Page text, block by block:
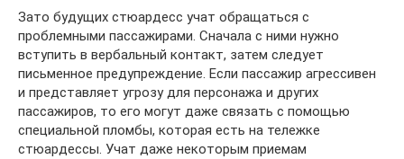
Зато будущих стюардесс учат обращаться с
проблемными пассажирами. Сначала с ними нужно
вступить в вербальный контакт, затем следует
письменное предупреждение. Если пассажир агрессивен
и представляет угрозу для персонажа и других
пассажиров, то его могут даже связать с помощью
специальной пломбы, которая есть на тележке
стюардессы. Учат даже некоторым приемам